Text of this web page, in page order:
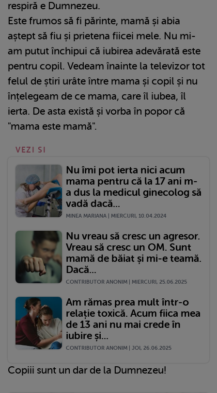
respiră e Dumnezeu.
Este frumos să fi părinte, mamă și abia
aștept să fiu și prietena fiicei mele. Nu mi-
am putut închipui că iubirea adevărată este
pentru copil. Vedeam înainte la televizor tot
felul de știri urâte între mama și copil și nu
înțelegeam de ce mama, care îl iubea, îl
ierta. De asta există și vorba în popor că
"mama este mamă".
VEZI SI
Nu îmi pot ierta nici acum
mama pentru că la 17 ani m-
a dus la medicul ginecolog să
vadă dacă...
MINEA MARIANA | MIERCURI, 10.04.2024
Nu vreau să cresc un agresor.
Vreau să cresc un OM. Sunt
mamă de băiat și mi-e teamă.
Dacă...
CONTRIBUTOR ANONIM | MIERCURI, 25.06.2025
Am rămas prea mult într-o
relație toxică. Acum fiica mea
de 13 ani nu mai crede în
iubire și...
CONTRIBUTOR ANONIM | JOI, 26.06.2025
Copiii sunt un dar de la Dumnezeu!